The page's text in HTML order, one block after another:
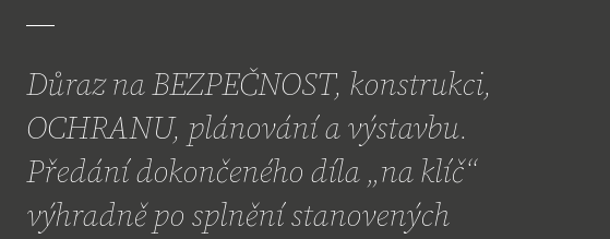
Důraz na BEZPEČNOST, konstrukci,
OCHRANU, plánování a výstavbu.
Předání dokončeného díla „na klíč“
výhradně po splnění stanovených